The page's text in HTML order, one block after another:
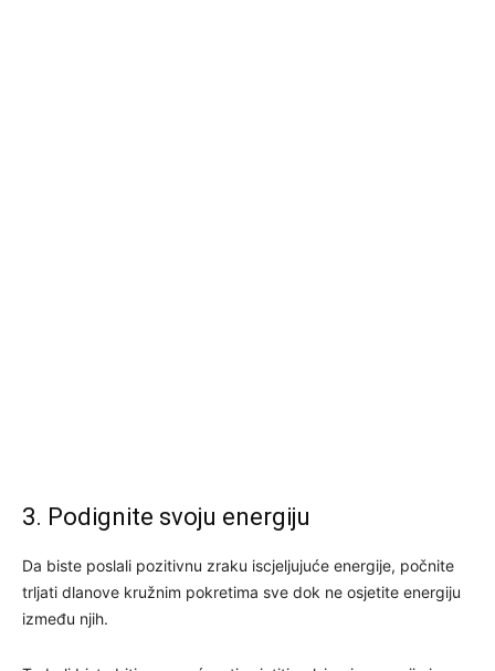
3. Podignite svoju energiju
Da biste poslali pozitivnu zraku iscjeljujuće energije, počnite
trljati dlanove kružnim pokretima sve dok ne osjetite energiju
između njih.